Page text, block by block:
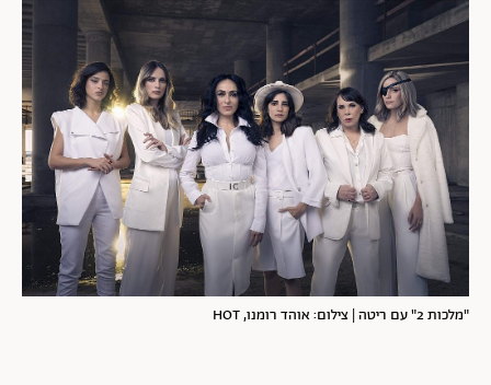
"מלכות 2" עם ריטה | צילום: אוהד רומנו, HOT